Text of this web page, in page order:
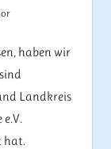
haben wir
Landkreis
hat.